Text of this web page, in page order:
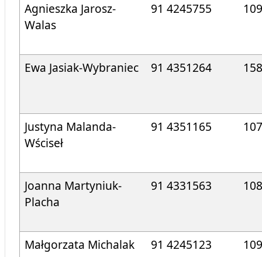
Agnieszka Jarosz-
Walas
91 4245755 109
Ewa Jasiak-Wybraniec 91 4351264 158
Justyna Malanda-
Wściseł
91 4351165
Joanna Martyniuk-
Placha
91 4331563 108
Małgorzata Michalak 91 4245123 109